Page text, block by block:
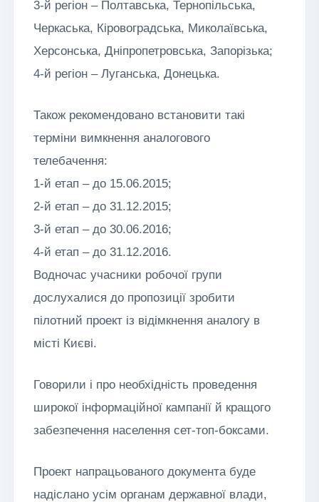
3-й регіон – Полтавська, Тернопільська,
Черкаська, Кіровоградська, Миколаївська,
Херсонська, Дніпропетровська, Запорізька;
4-й регіон – Луганська, Донецька.
Також рекомендовано встановити такі
терміни вимкнення аналогового
телебачення:
1-й етап – до 15.06.2015;
2-й етап – до 31.12.2015;
3-й етап – до 30.06.2016;
4-й етап – до 31.12.2016.
Водночас учасники робочої групи
дослухалися до пропозиції зробити
пілотний проект із відімкнення аналогу в
місті Києві.
Говорили і про необхідність проведення
широкої інформаційної кампанії й кращого
забезпечення населення сет-топ-боксами.
Проект напрацьованого документа буде
надіслано усім органам державної влади,